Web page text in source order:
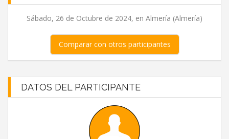
Sábado, 26 de Octubre de 2024, en Almería (Almería)
Comparar con otros participantes
DATOS DEL PARTICIPANTE